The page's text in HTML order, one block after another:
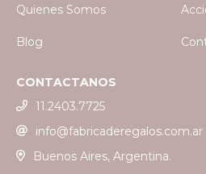
Quienes Somos
Blog
CONTACTANOS
11.2403.7725
info@fabricaderegalos.com.ar
Buenos Aires, Argentina.